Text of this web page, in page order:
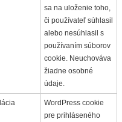
sa na uloženie toho,
či používateľ súhlasil
alebo nesúhlasil s
používaním súborov
cookie. Neuchováva
žiadne osobné
údaje.
WordPress cookie
pre prihláseného